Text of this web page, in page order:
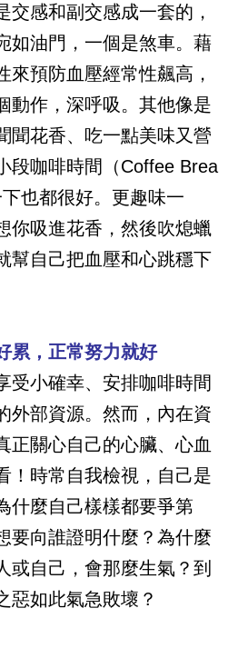
交感和副交感成一套的，
如油門，一個是煞車。藉
來預防血壓經常性飆高，
動作，深呼吸。其他像是
聞花香、吃一點美味又營
段咖啡時間（Coffee Brea
也都很好。更趣味一
你吸進花香，然後吹熄蠟
幫自己把血壓和心跳穩下
累，正常努力就好
受小確幸、安排咖啡時間
外部資源。然而，內在資
正關心自己的心臟、心血
！時常自我檢視，自己是
什麼自己樣樣都要爭第
要向誰證明什麼？為什麼
或自己，會那麼生氣？到
惡如此氣急敗壞？